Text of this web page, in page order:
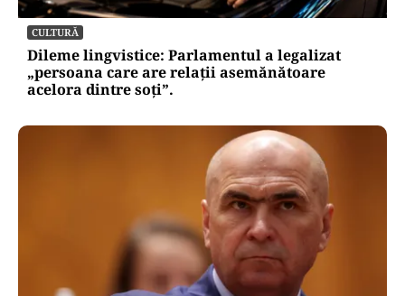
CULTURĂ
Dileme lingvistice: Parlamentul a legalizat
„persoana care are relații asemănătoare
acelora dintre soți”.